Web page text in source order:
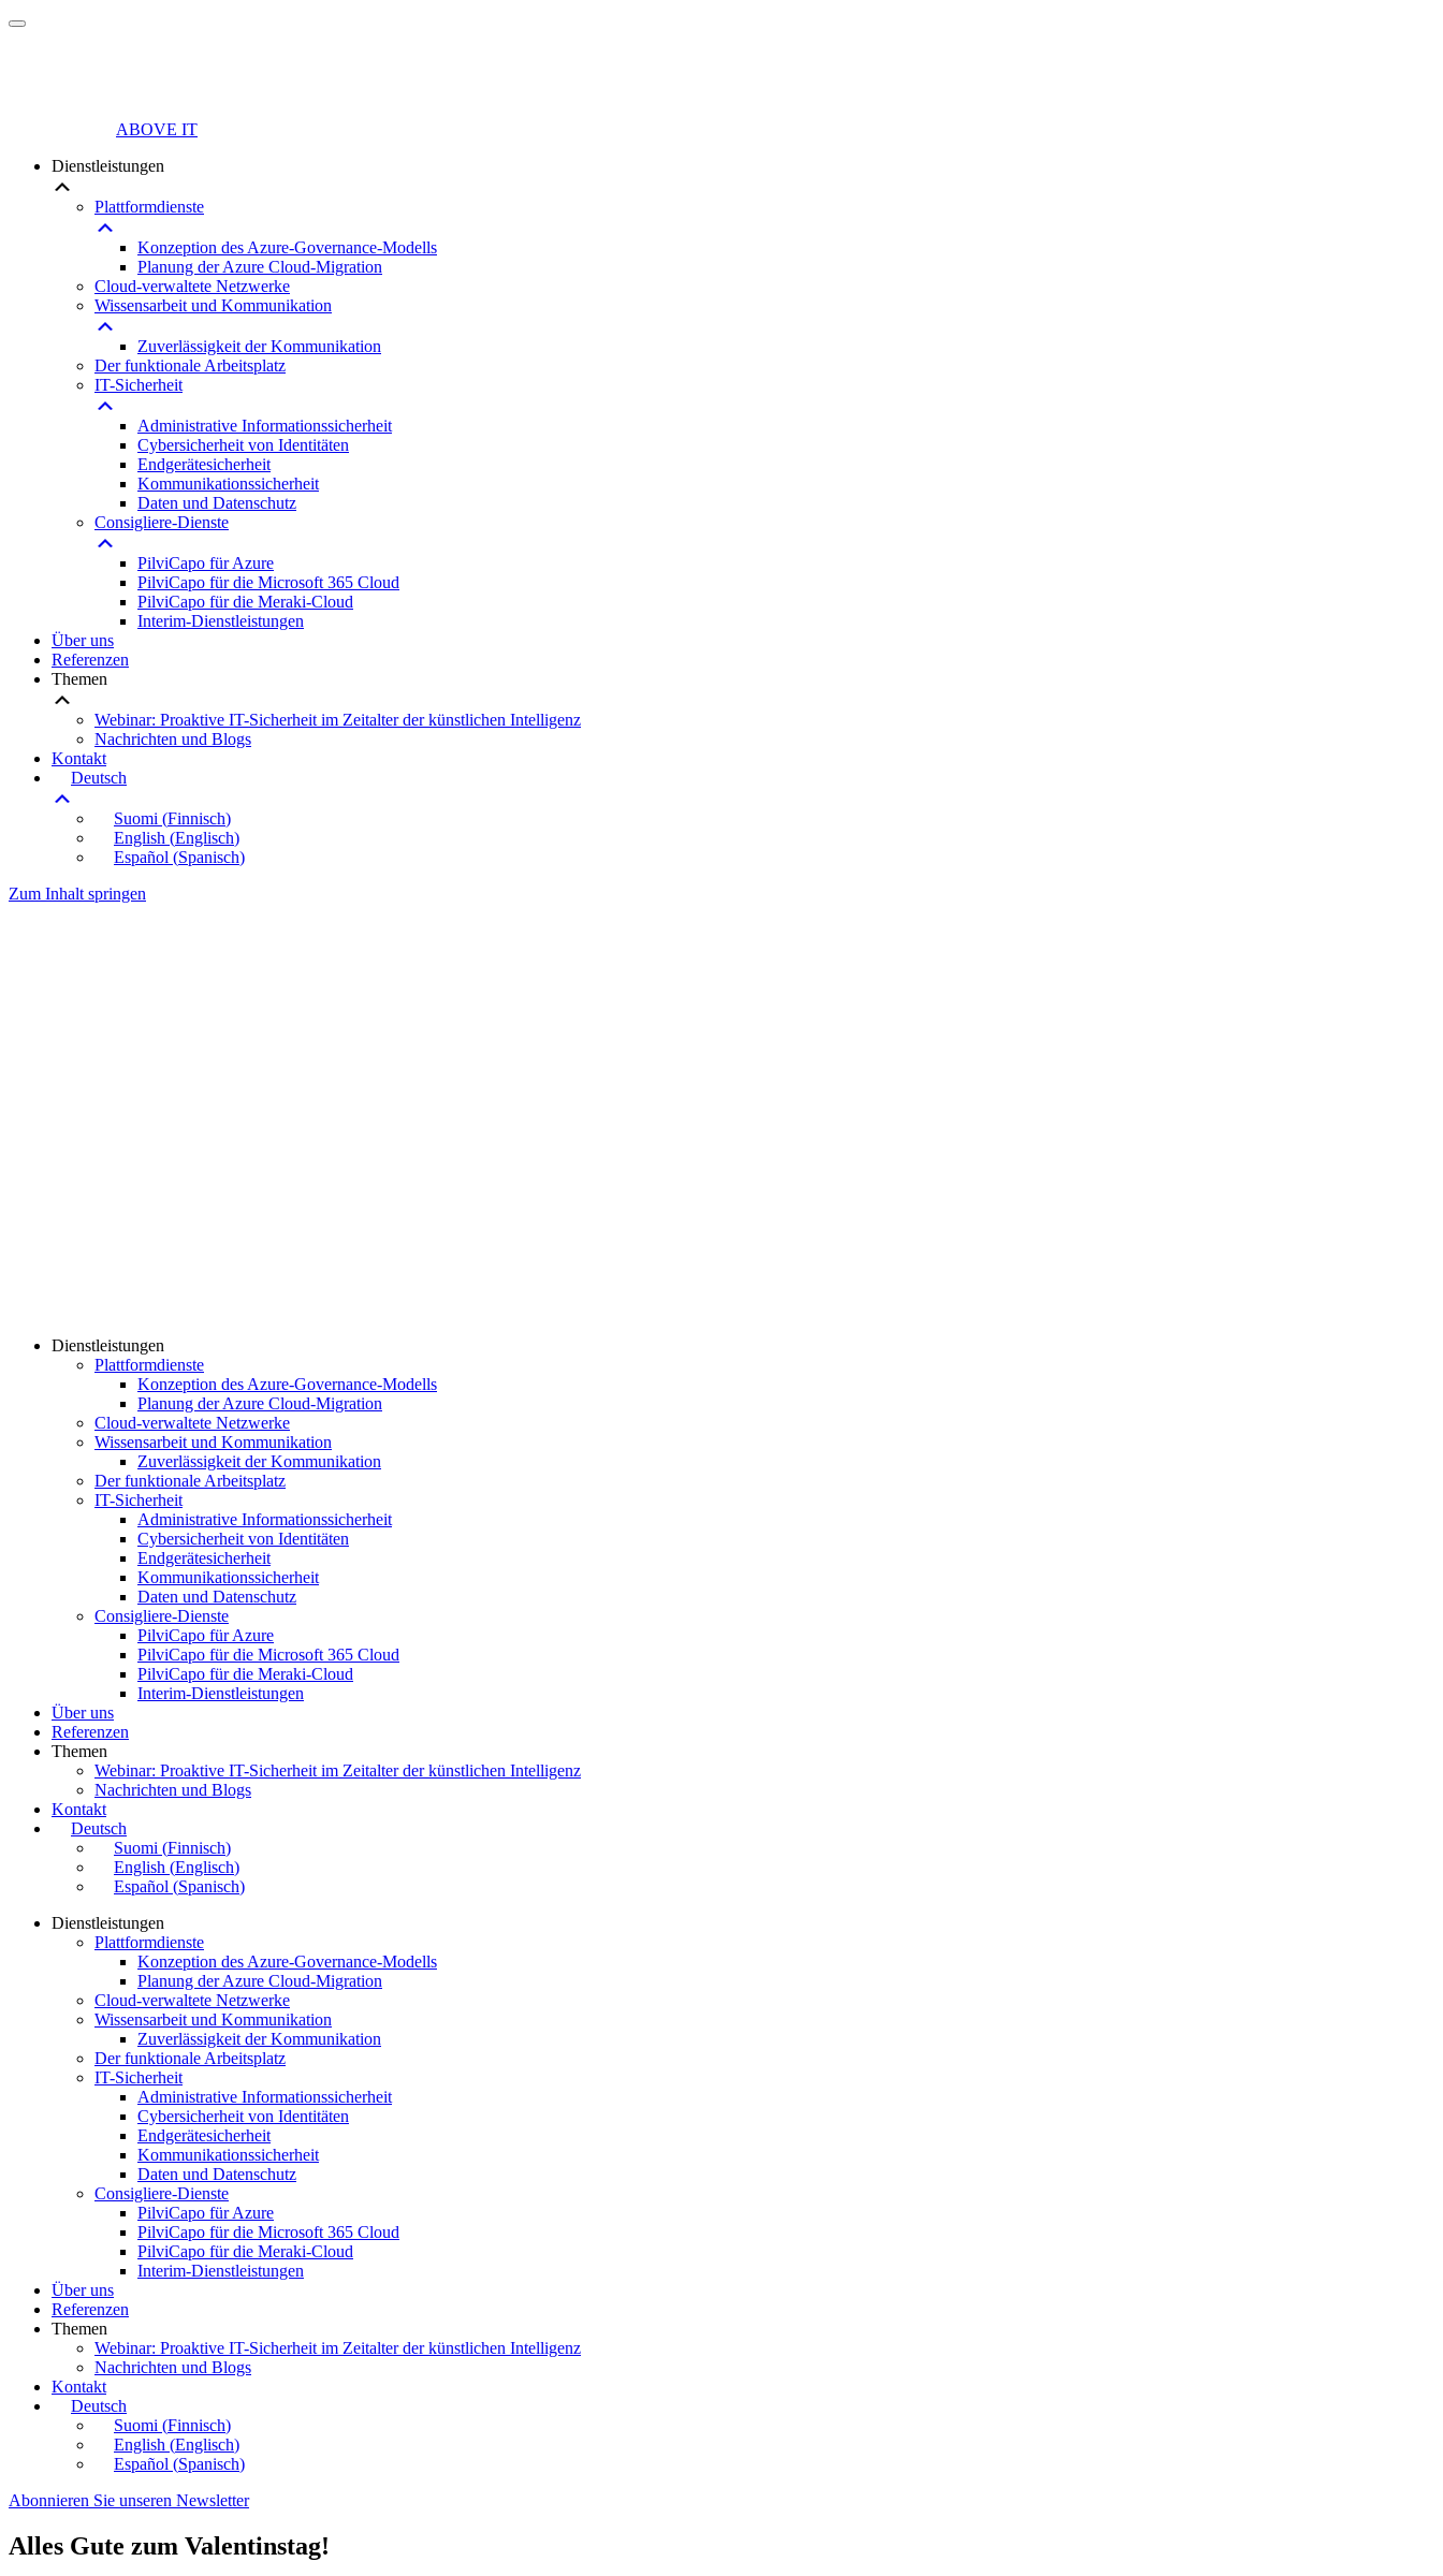
ABOVE IT
Dienstleistungen
Plattformdienste
Konzeption des Azure-Governance-Modells
Planung der Azure Cloud-Migration
Cloud-verwaltete Netzwerke
Wissensarbeit und Kommunikation
Zuverlässigkeit der Kommunikation
Der funktionale Arbeitsplatz
IT-Sicherheit
Administrative Informationssicherheit
Cybersicherheit von Identitäten
Endgerätesicherheit
Kommunikationssicherheit
Daten und Datenschutz
Consigliere-Dienste
PilviCapo für Azure
PilviCapo für die Microsoft 365 Cloud
PilviCapo für die Meraki-Cloud
Interim-Dienstleistungen
Über uns
Referenzen
Themen
Webinar: Proaktive IT-Sicherheit im Zeitalter der künstlichen Intelligenz
Nachrichten und Blogs
Kontakt
Deutsch
Suomi (Finnisch)
English (Englisch)
Español (Spanisch)
Zum Inhalt springen
Dienstleistungen
Plattformdienste
Konzeption des Azure-Governance-Modells
Planung der Azure Cloud-Migration
Cloud-verwaltete Netzwerke
Wissensarbeit und Kommunikation
Zuverlässigkeit der Kommunikation
Der funktionale Arbeitsplatz
IT-Sicherheit
Administrative Informationssicherheit
Cybersicherheit von Identitäten
Endgerätesicherheit
Kommunikationssicherheit
Daten und Datenschutz
Consigliere-Dienste
PilviCapo für Azure
PilviCapo für die Microsoft 365 Cloud
PilviCapo für die Meraki-Cloud
Interim-Dienstleistungen
Über uns
Referenzen
Themen
Webinar: Proaktive IT-Sicherheit im Zeitalter der künstlichen Intelligenz
Nachrichten und Blogs
Kontakt
Deutsch
Suomi (Finnisch)
English (Englisch)
Español (Spanisch)
Dienstleistungen
Plattformdienste
Konzeption des Azure-Governance-Modells
Planung der Azure Cloud-Migration
Cloud-verwaltete Netzwerke
Wissensarbeit und Kommunikation
Zuverlässigkeit der Kommunikation
Der funktionale Arbeitsplatz
IT-Sicherheit
Administrative Informationssicherheit
Cybersicherheit von Identitäten
Endgerätesicherheit
Kommunikationssicherheit
Daten und Datenschutz
Consigliere-Dienste
PilviCapo für Azure
PilviCapo für die Microsoft 365 Cloud
PilviCapo für die Meraki-Cloud
Interim-Dienstleistungen
Über uns
Referenzen
Themen
Webinar: Proaktive IT-Sicherheit im Zeitalter der künstlichen Intelligenz
Nachrichten und Blogs
Kontakt
Deutsch
Suomi (Finnisch)
English (Englisch)
Español (Spanisch)
Abonnieren Sie unseren Newsletter
Alles Gute zum Valentinstag!